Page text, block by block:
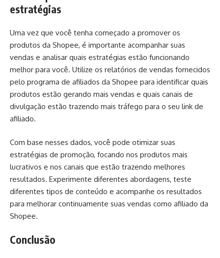
estratégias
Uma vez que você tenha começado a promover os
produtos da Shopee, é importante acompanhar suas
vendas e analisar quais estratégias estão funcionando
melhor para você. Utilize os relatórios de vendas fornecidos
pelo programa de afiliados da Shopee para identificar quais
produtos estão gerando mais vendas e quais canais de
divulgação estão trazendo mais tráfego para o seu link de
afiliado.
Com base nesses dados, você pode otimizar suas
estratégias de promoção, focando nos produtos mais
lucrativos e nos canais que estão trazendo melhores
resultados. Experimente diferentes abordagens, teste
diferentes tipos de conteúdo e acompanhe os resultados
para melhorar continuamente suas vendas como afiliado da
Shopee.
Conclusão